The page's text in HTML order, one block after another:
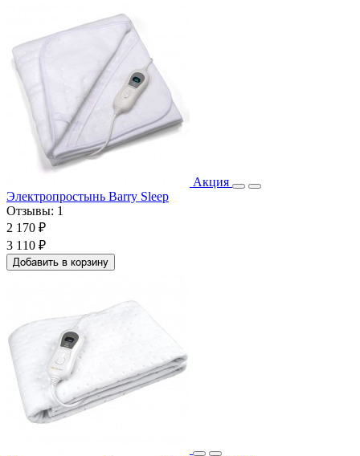
Акция
Электропростынь Barry Sleep
Отзывы: 1
2 170 ₽
3 110 ₽
Добавить в корзину